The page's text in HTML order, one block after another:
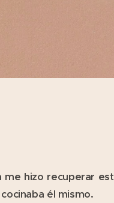
hizo recuperar
él mismo.